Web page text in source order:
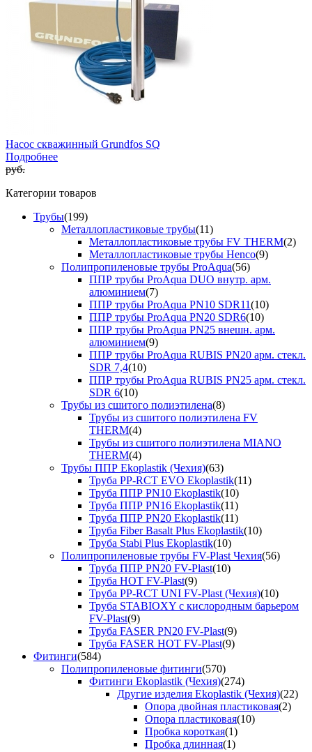
Насос скважинный Grundfos SQ
Подробнее
руб.
Категории товаров
Трубы(199)
Металлопластиковые трубы(11)
Металлопластиковые трубы FV THERM(2)
Металлопластиковые трубы Henco(9)
Полипропиленовые трубы ProAqua(56)
ППР трубы ProAqua DUO внутр. арм.
алюминием(7)
ППР трубы ProAqua PN10 SDR11(10)
ППР трубы ProAqua PN20 SDR6(10)
ППР трубы ProAqua PN25 внешн. арм.
алюминием(9)
ППР трубы ProAqua RUBIS PN20 арм. стекл.
SDR 7,4(10)
ППР трубы ProAqua RUBIS PN25 арм. стекл.
SDR 6(10)
Трубы из сшитого полиэтилена(8)
Трубы из сшитого полиэтилена FV
THERM(4)
Трубы из сшитого полиэтилена MIANO
THERM(4)
Трубы ППР Ekoplastik (Чехия)(63)
Труба PP-RCT EVO Ekoplastik(11)
Труба ППР PN10 Ekoplastik(10)
Труба ППР PN16 Ekoplastik(11)
Труба ППР PN20 Ekoplastik(11)
Труба Fiber Basalt Plus Ekoplastik(10)
Труба Stabi Plus Ekoplastik(10)
Полипропиленовые трубы FV-Plast Чехия(56)
Труба ППР PN20 FV-Plast(10)
Труба HOT FV-Plast(9)
Труба PP-RCT UNI FV-Plast (Чехия)(10)
Труба STABIOXY с кислородным барьером
FV-Plast(9)
Труба FASER PN20 FV-Plast(9)
Труба FASER HOT FV-Plast(9)
Фитинги(584)
Полипропиленовые фитинги(570)
Фитинги Ekoplastik (Чехия)(274)
Другие изделия Ekoplastik (Чехия)(22)
Опора двойная пластиковая(2)
Опора пластиковая(10)
Пробка короткая(1)
Пробка длинная(1)